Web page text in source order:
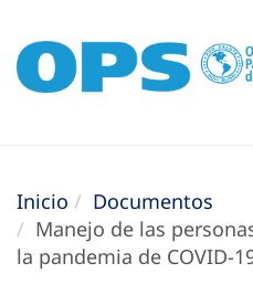
Inicio
Documentos
Manejo de las
la pandemia de COVID-